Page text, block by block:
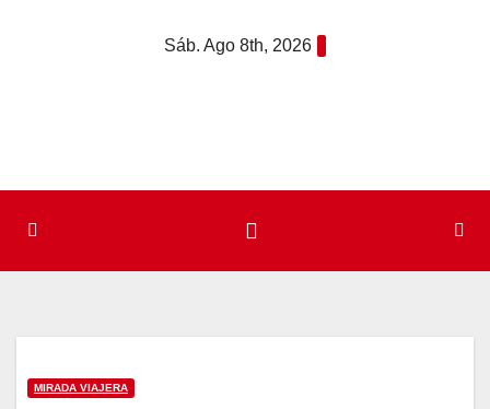
Sáb. Ago 8th, 2026
MIRADA VIAJERA